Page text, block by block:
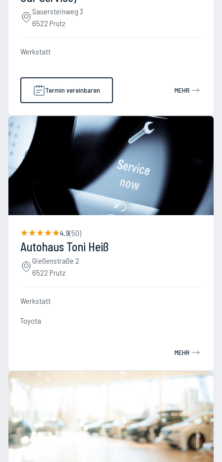
Sauersteinweg 3
6522 Prutz
Werkstatt
Termin vereinbaren MEHR
4.9(50)
Autohaus Toni Heiß
Gießenstraße 2
6522 Prutz
Werkstatt
Toyota
MEHR